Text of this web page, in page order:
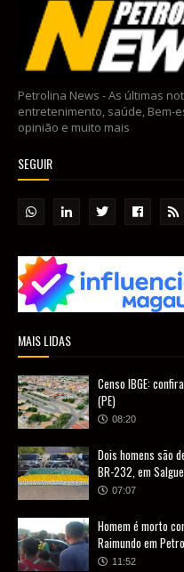
Petrolina News - As últimas
entretenimento, saúde, Bem-
opinião e muito mais
SEGUIR
MAIS LIDAS
Censo IBGE:
(PE)
08:20
Dois homens são
BR-232, em
07:07
Homem é morto
Raimundo em
11:52